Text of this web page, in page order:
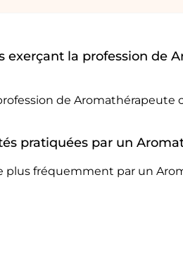
exerçant la profession de
de
pratiquées par un
plus fréquemment par un